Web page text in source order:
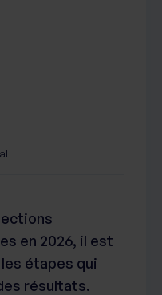
en 2026, il est
étapes qui
résultats.